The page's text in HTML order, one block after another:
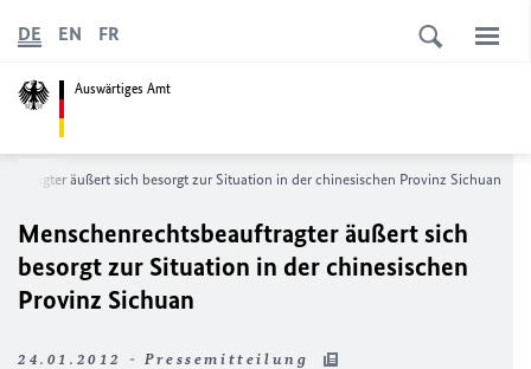
Auswärtiges Amt
DE EN FR
äußert sich besorgt zur Situation in der chinesischen Provinz Sichuan
Menschenrechtsbeauftragter äußert sich
besorgt zur Situation in der chinesischen
Provinz Sichuan
24.01.2012 - Pressemitteilung